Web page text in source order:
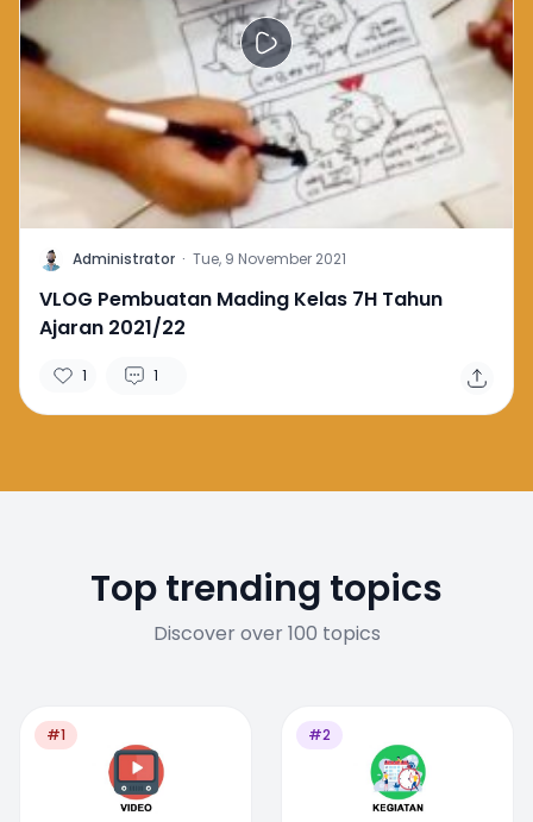
A Administrator · Tue, 9 November 2021
VLOG Pembuatan Mading Kelas 7H Tahun
Ajaran 2021/22
1 1
Top trending topics
Discover over 100 topics
#1 #2